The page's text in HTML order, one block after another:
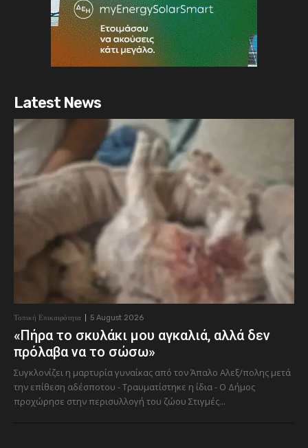
Latest News
Τοπική Επικαιρότητα 5 August 2026
«Πήρα το σκυλάκι μου αγκαλιά, αλλά δεν
πρόλαβα να το σώσω»
Συγκλονίζει η μαρτυρία γυναίκας από τον Άπαλο Αλεξ/πολης μετά
την επίθεση αδέσποτου - Τραυματίστηκε η ίδια - Ο Δήμος
προχώρησε στην περισυλλογή του ζώου Στιγμές...